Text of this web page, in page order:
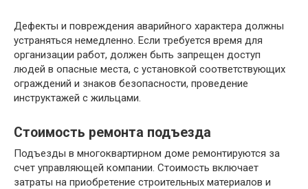
Дефекты и повреждения аварийного характера должны
устраняться немедленно. Если требуется время для
организации работ, должен быть запрещен доступ
людей в опасные места, с установкой соответствующих
ограждений и знаков безопасности, проведение
инструктажей с жильцами.
Стоимость ремонта подъезда
Подъезды в многоквартирном доме ремонтируются за
счет управляющей компании. Стоимость включает
затраты на приобретение строительных материалов и